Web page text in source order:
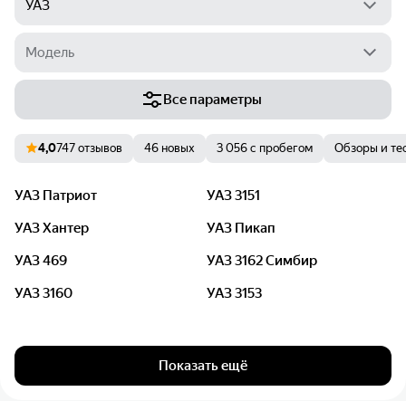
Все параметры
4,0747 отзывов 46 новых 3 056 с пробегом Обзоры и
УАЗ Патриот
УАЗ 3151
УАЗ Хантер
УАЗ Пикап
УАЗ 469
УАЗ 3162 Симбир
УАЗ 3160
УАЗ 3153
Показать ещё